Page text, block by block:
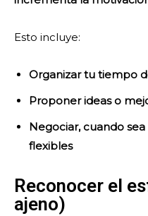
Esto incluye:
Organizar tu tiempo
Proponer ideas o
Negociar, cuando
flexibles
Reconocer el
ajeno)